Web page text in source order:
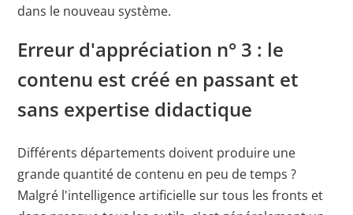
dans le nouveau système.
Erreur d'appréciation n° 3 : le
contenu est créé en passant et
sans expertise didactique
Différents départements doivent produire une
grande quantité de contenu en peu de temps ?
Malgré l'intelligence artificielle sur tous les fronts et